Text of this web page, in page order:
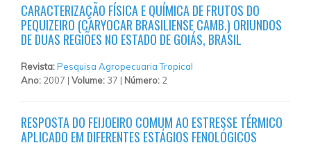
CARACTERIZAÇÃO FÍSICA E QUÍMICA DE FRUTOS DO
PEQUIZEIRO (CARYOCAR BRASILIENSE CAMB.) ORIUNDOS
DE DUAS REGIÕES NO ESTADO DE GOIÁS, BRASIL
Revista:Pesquisa Agropecuaria Tropical
Ano: 2007 | Volume: 37 | Número: 2
RESPOSTA DO FEIJOEIRO COMUM AO ESTRESSE TÉRMICO
APLICADO EM DIFERENTES ESTÁGIOS FENOLÓGICOS